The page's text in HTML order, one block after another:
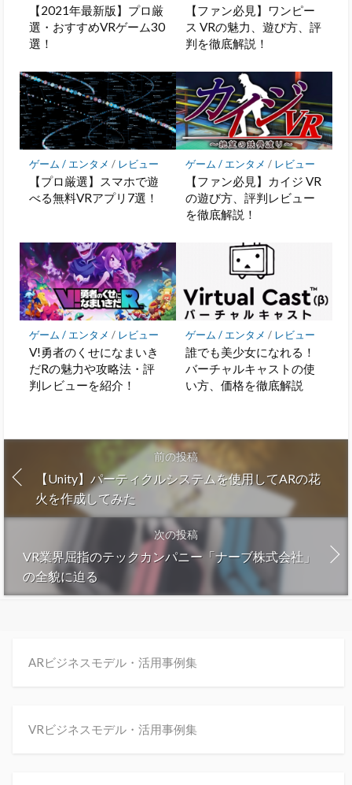
【2021年最新版】プロ厳
選・おすすめVRゲーム30
選！
【ファン必見】ワンピー
ス VRの魅力、遊び方、評
判を徹底解説！
ゲーム / エンタメ / レビュー
【プロ厳選】スマホで遊
べる無料VRアプリ7選！
ゲーム / エンタメ / レビュー
【ファン必見】カイジ VR
の遊び方、評判レビュー
を徹底解説！
ゲーム / エンタメ / レビュー
V!勇者のくせになまいき
だRの魅力や攻略法・評
判レビューを紹介！
ゲーム / エンタメ / レビュー
誰でも美少女になれる！
バーチャルキャストの使
い方、価格を徹底解説
前の投稿
【Unity】パーティクルシステムを使用してARの花
火を作成してみた
次の投稿
VR業界屈指のテックカンパニー「ナーブ株式会社」
の全貌に迫る
ARビジネスモデル・活用事例集
VRビジネスモデル・活用事例集